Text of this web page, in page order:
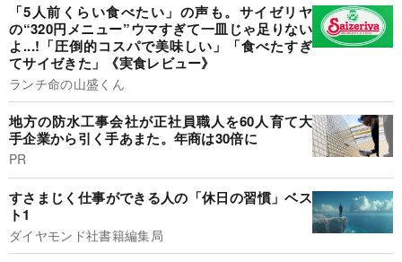
「5人前くらい食べたい」の声も。サイゼリヤ
の“320円メニュー”ウマすぎて一皿じゃ足りない
よ...!「圧倒的コスパで美味しい」「食べたすぎ
てサイゼきた」《実食レビュー》
ランチ命の山盛くん
地方の防水工事会社が正社員職人を60人育て大
手企業から引く手あまた。年商は30倍に
PR
すさまじく仕事ができる人の「休日の習慣」ベス
ト1
ダイヤモンド社書籍編集局